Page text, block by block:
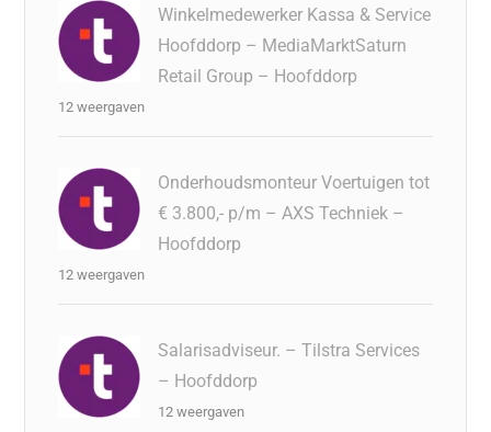
Winkelmedewerker Kassa & Service
Hoofddorp – MediaMarktSaturn
Retail Group – Hoofddorp
12 weergaven
Onderhoudsmonteur Voertuigen tot
€ 3.800,- p/m – AXS Techniek –
Hoofddorp
12 weergaven
Salarisadviseur. – Tilstra Services
– Hoofddorp
12 weergaven